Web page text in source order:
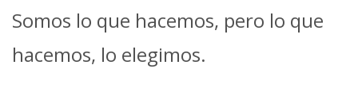
Somos lo que hacemos, pero lo que
hacemos, lo elegimos.